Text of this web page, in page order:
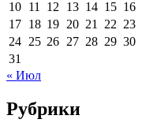
10 11 12 13 14 15 16
17 18 19 20 21 22 23
24 25 26 27 28 29 30
31
« Июл
Рубрики